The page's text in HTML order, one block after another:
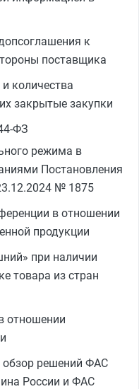
к
поставщика
количества
закрытые закупки
ФЗ
режима в
Постановления
№ 1875
в отношении
продукции
при наличии
товара из стран
отношении
обзор решений ФАС
России и ФАС